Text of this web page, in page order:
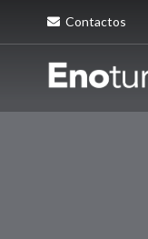
Contactos